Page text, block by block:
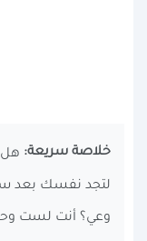
خلاصة سريعة: هل
لتجد نفسك بعد
وعي؟ أنت لست